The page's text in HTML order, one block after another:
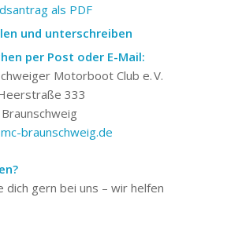
als PDF
und unterschreiben
per Post oder E-Mail:
Motorboot Club e. V.
333
braunschweig.de
dich gern bei uns – wir helfen